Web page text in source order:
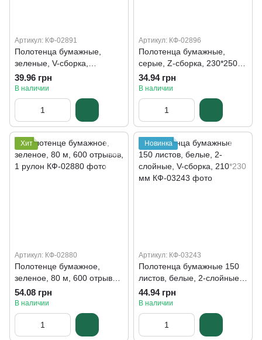
Артикул: КФ-02891
Полотенца бумажные,
зеленые, V-сборка,
230*250, 200 листов
39.96 грн
В наличии
Артикул: КФ-02896
Полотенца бумажные,
серые, Z-сборка, 230*250,
200 листов
34.94 грн
В наличии
Хит
Артикул: КФ-02880
Полотенце бумажное,
зеленое, 80 м, 600 отрывов,
1 рулон
54.08 грн
В наличии
Новинка
Артикул: КФ-03243
Полотенца бумажные 150
листов, белые, 2-слойные,
V-сборка, 210*230 мм
44.94 грн
В наличии